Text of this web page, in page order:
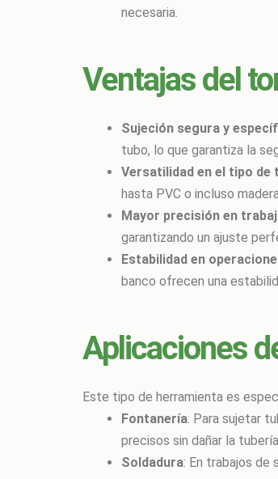
necesaria.
Ventajas del
Sujeción segura y
tubo, lo que garantiza la
Versatilidad en el tipo de
hasta PVC o incluso
Mayor precisión en
garantizando un ajuste
Estabilidad en
banco ofrecen una
Aplicaciones
Este tipo de herramienta es
Fontanería: Para sujetar
precisos sin dañar la tubería.
Soldadura: En trabajos de